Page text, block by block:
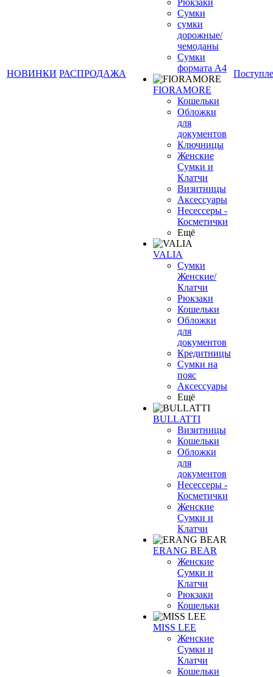
НОВИНКИ РАСПРОДАЖА
Рюкзаки
Сумки
сумки
дорожные/
чемоданы
Сумки
формата А4
FIORAMORE
Кошельки
Обложки
для
документов
Ключницы
Женские
Сумки и
Клатчи
Визитницы
Аксессуары
Несессеры -
Косметички
Ещё
VALIA
Сумки
Женские/
Клатчи
Рюкзаки
Кошельки
Обложки
для
документов
Кредитницы
Сумки на
пояс
Аксессуары
Ещё
BULLATTI
Визитницы
Кошельки
Обложки
для
документов
Несессеры -
Косметички
Женские
Сумки и
Клатчи
ERANG BEAR
Женские
Сумки и
Клатчи
Рюкзаки
Кошельки
MISS LEE
Женские
Сумки и
Клатчи
Кошельки